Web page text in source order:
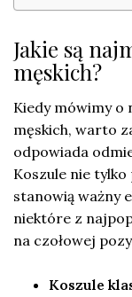
Jakie są
męskich?
Kiedy mówimy o
męskich, warto
odpowiada
Koszule nie tylko
stanowią ważny
niektóre z
na czołowej
Koszule